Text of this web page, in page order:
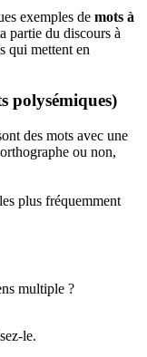
exemples de mots à
partie du discours à
qui mettent en
polysémiques)
des mots avec une
ou non,
plus fréquemment
multiple ?
le.